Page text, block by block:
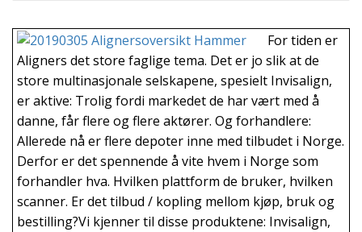
For tiden er
Aligners det store faglige tema. Det er jo slik at de
store multinasjonale selskapene, spesielt Invisalign,
er aktive: Trolig fordi markedet de har vært med å
danne, får flere og flere aktører. Og forhandlere:
Allerede nå er flere depoter inne med tilbudet i Norge.
Derfor er det spennende å vite hvem i Norge som
forhandler hva. Hvilken plattform de bruker, hvilken
scanner. Er det tilbud / kopling mellom kjøp, bruk og
bestilling?Vi kjenner til disse produktene: Invisalign,